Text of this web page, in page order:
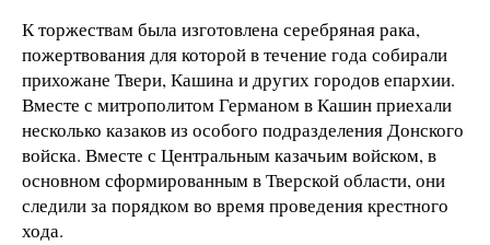
К торжествам была изготовлена серебряная рака,
пожертвования для которой в течение года собирали
прихожане Твери, Кашина и других городов епархии.
Вместе с митрополитом Германом в Кашин приехали
несколько казаков из особого подразделения Донского
войска. Вместе с Центральным казачьим войском, в
основном сформированным в Тверской области, они
следили за порядком во время проведения крестного
хода.